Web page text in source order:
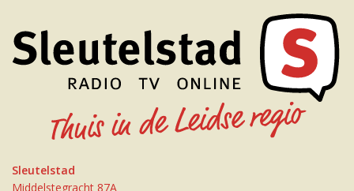
Sleutelstad
Middelstegracht 87A